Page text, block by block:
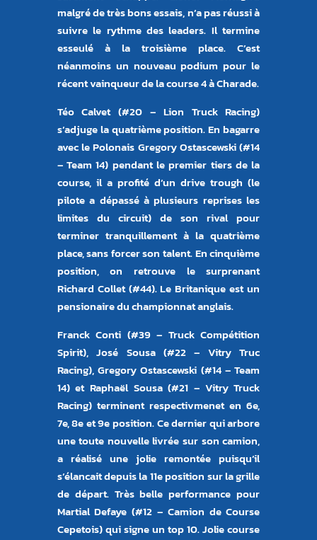
malgré de très bons essais, n’a pas réussi à
suivre le rythme des leaders. Il termine
esseulé à la troisième place. C’est
néanmoins un nouveau podium pour le
récent vainqueur de la course 4 à Charade.
Téo Calvet (#20 – Lion Truck Racing)
s’adjuge la quatrième position. En bagarre
avec le Polonais Gregory Ostascewski (#14
– Team 14) pendant le premier tiers de la
course, il a profité d’un drive trough (le
pilote a dépassé à plusieurs reprises les
limites du circuit) de son rival pour
terminer tranquillement à la quatrième
place, sans forcer son talent. En cinquième
position, on retrouve le surprenant
Richard Collet (#44). Le Britanique est un
pensionaire du championnat anglais.
Franck Conti (#39 – Truck Compétition
Spirit), José Sousa (#22 – Vitry Truc
Racing), Gregory Ostascewski (#14 – Team
14) et Raphaël Sousa (#21 – Vitry Truck
Racing) terminent respectivmenet en 6e,
7e, 8e et 9e position. Ce dernier qui arbore
une toute nouvelle livrée sur son camion,
a réalisé une jolie remontée puisqu’il
s’élancait depuis la 11e position sur la grille
de départ. Très belle performance pour
Martial Defaye (#12 – Camion de Course
Cepetois) qui signe un top 10. Jolie course